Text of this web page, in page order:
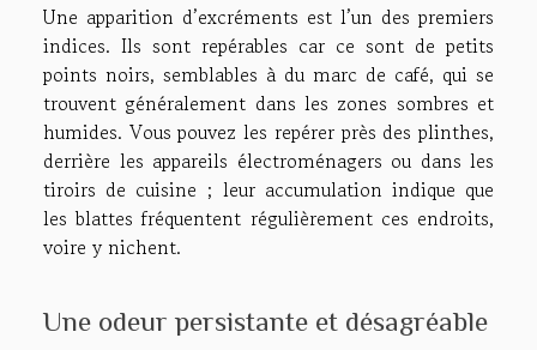
Une apparition d’excréments est l’un des premiers
indices. Ils sont repérables car ce sont de petits
points noirs, semblables à du marc de café, qui se
trouvent généralement dans les zones sombres et
humides. Vous pouvez les repérer près des plinthes,
derrière les appareils électroménagers ou dans les
tiroirs de cuisine ; leur accumulation indique que
les blattes fréquentent régulièrement ces endroits,
voire y nichent.
Une odeur persistante et désagréable